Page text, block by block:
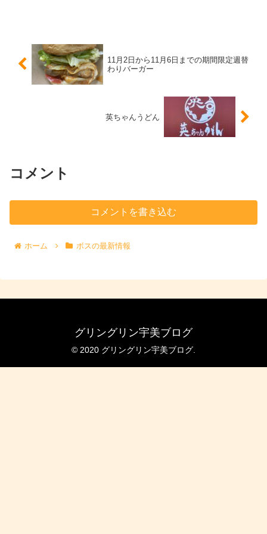
11月2日から11月6日までの期間限定週替
わりバーガー
英ちゃんうどん
コメント
コメントを書き込む
ホーム ボスの最新情報
グリングリン宇美ブログ
© 2020 グリングリン宇美ブログ.